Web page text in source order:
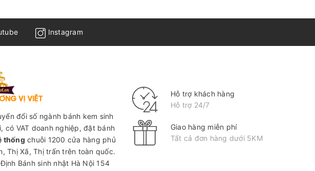
Instagram
đổi số ngành bánh kem sinh
có VAT doanh nghiệp, đặt bánh
thống chuỗi 1200 cửa hàng phủ
Thị Xã, Thị trấn trên toàn quốc.
Bánh sinh nhật Hà Nội 154
Hỗ trợ khách hàng
Hỗ trợ 24/7
Giao hàng miễn phí
Tất cả đơn hàng dưới 5KM